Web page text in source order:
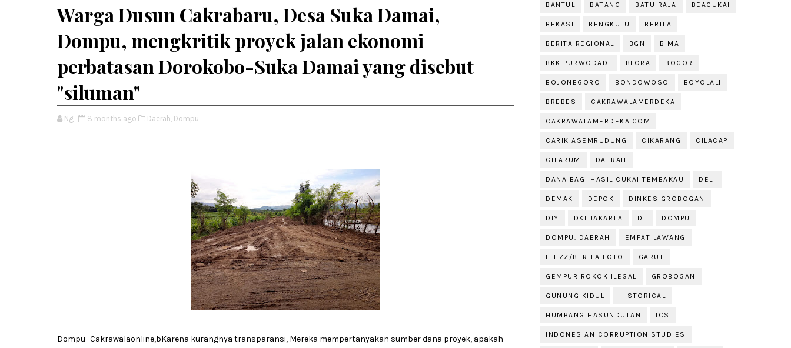
Warga Dusun Cakrabaru, Desa Suka Damai,
Dompu, mengkritik proyek jalan ekonomi
perbatasan Dorokobo-Suka Damai yang disebut
"siluman"
Ng 8 months ago Daerah, Dompu,
Dompu- Cakrawalaonline,bKarena kurangnya transparansi, Mereka mempertanyakan sumber dana proyek, apakah
BANTUL BATANG BATU RAJA BEACUKAI
BEKASI BENGKULU BERITA
BERITA REGIONAL BGN BIMA
BKK PURWODADI BLORA BOGOR
BOJONEGORO BONDOWOSO BOYOLALI
BREBES CAKRAWALAMERDEKA
CAKRAWALAMERDEKA.COM
CARIK ASEMRUDUNG CIKARANG CILACAP
CITARUM DAERAH
DANA BAGI HASIL CUKAI TEMBAKAU DELI
DEMAK DEPOK DINKES GROBOGAN
DIY DKI JAKARTA DL DOMPU
DOMPU. DAERAH EMPAT LAWANG
FLEZZ/BERITA FOTO GARUT
GEMPUR ROKOK ILEGAL GROBOGAN
GUNUNG KIDUL HISTORICAL
HUMBANG HASUNDUTAN ICS
INDONESIAN CORRUPTION STUDIES